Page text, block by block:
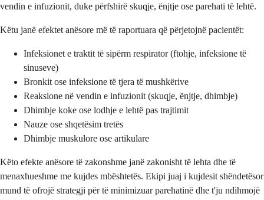
vendin e infuzionit, duke përfshirë skuqje, ënjtje ose parehati të lehtë.
Këtu janë efektet anësore më të raportuara që përjetojnë pacientët:
Infeksionet e traktit të sipërm respirator (ftohje, infeksione të
sinuseve)
Bronkit ose infeksione të tjera të mushkërive
Reaksione në vendin e infuzionit (skuqje, ënjtje, dhimbje)
Dhimbje koke ose lodhje e lehtë pas trajtimit
Nauze ose shqetësim tretës
Dhimbje muskulore ose artikulare
Këto efekte anësore të zakonshme janë zakonisht të lehta dhe të
menaxhueshme me kujdes mbështetës. Ekipi juaj i kujdesit shëndetësor
mund të ofrojë strategji për të minimizuar parehatinë dhe t'ju ndihmojë